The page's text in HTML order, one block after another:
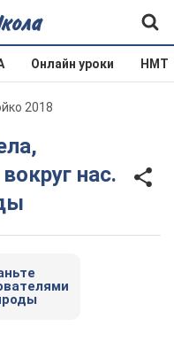
Онлайн уроки НМТ
2018
нас.